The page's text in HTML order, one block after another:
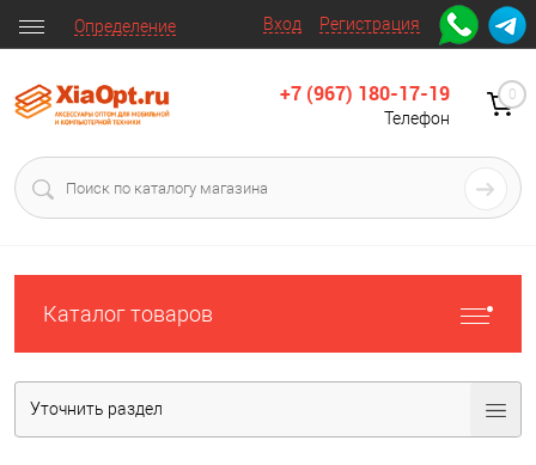
Вход Регистрация
Определение
+7 (967) 180-17-19
Телефон
0
Каталог товаров
Уточнить раздел